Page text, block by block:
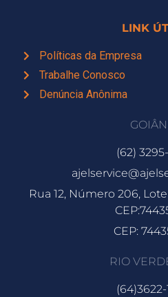
LINK
Políticas da Empresa
Trabalhe Conosco
Denúncia Anônima
(62)
Rua 12, Número 206,
CEP:
RIO